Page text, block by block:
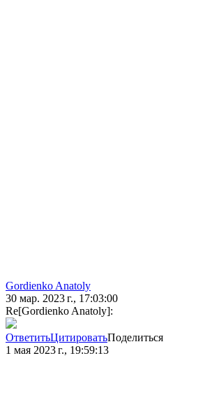
Gordienko Anatoly
30 мар. 2023 г., 17:03:00
Re[Gordienko Anatoly]:
ОтветитьЦитироватьПоделиться
1 мая 2023 г., 19:59:13